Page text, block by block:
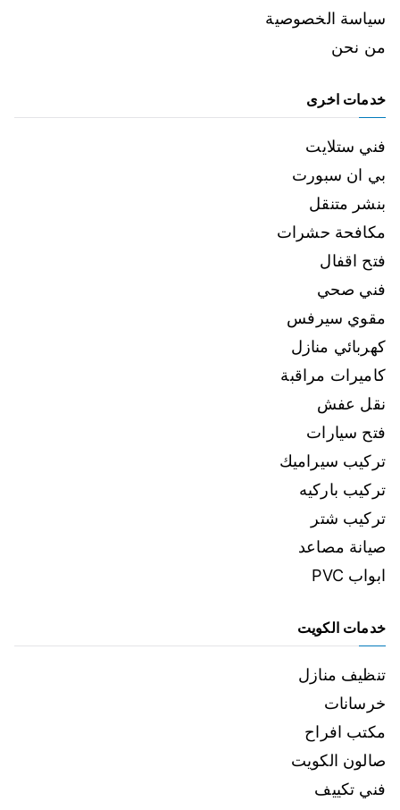
سياسة الخصوصية
من نحن
خدمات اخرى
فني ستلايت
بي ان سبورت
بنشر متنقل
مكافحة حشرات
فتح اقفال
فني صحي
مقوي سيرفس
كهربائي منازل
كاميرات مراقبة
نقل عفش
فتح سيارات
تركيب سيراميك
تركيب باركيه
تركيب شتر
صيانة مصاعد
ابواب PVC
خدمات الكويت
تنظيف منازل
خرسانات
مكتب افراح
صالون الكويت
فني تكييف